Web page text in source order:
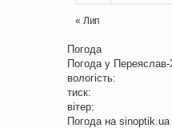
« Лип
Погода
Погода у
вологість:
тиск:
вітер:
Погода на sinoptik.ua